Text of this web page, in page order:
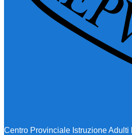
Centro Provinciale Istruzione Adulti